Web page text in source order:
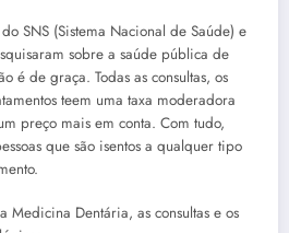
SNS (Sistema Nacional de Saúde) e
sobre a saúde pública de
é de graça. Todas as consultas, os
teem uma taxa moderadora
preço mais em conta. Com tudo,
que são isentos a qualquer tipo
Medicina Dentária, as consultas e os